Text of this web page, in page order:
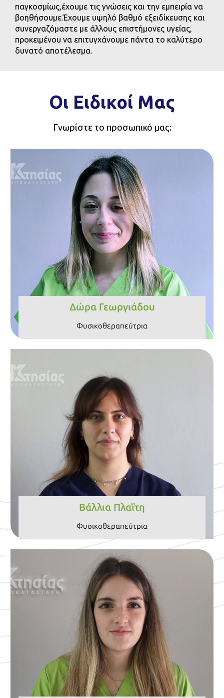
παγκοσμίως,έχουμε τις γνώσεις και την εμπειρία να
βοηθήσουμε.Έχουμε υψηλό βαθμό εξειδίκευσης και
συνεργαζόμαστε με άλλους επιστήμονες υγείας,
προκειμένου να επιτυγχάνουμε πάντα το καλύτερο
δυνατό αποτέλεσμα.
Οι Ειδικοί Μας
Γνωρίστε το προσωπικό μας:
Δώρα Γεωργιάδου
Φυσικοθεραπεύτρια
Βιογραφικό
Βάλλια Πλαΐτη
Φυσικοθεραπεύτρια
Βιογραφικό
Βιογραφικό